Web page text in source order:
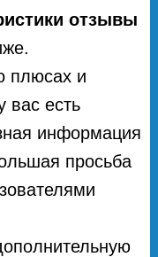
отзывы
плюсах и
вас есть
информация
просьба